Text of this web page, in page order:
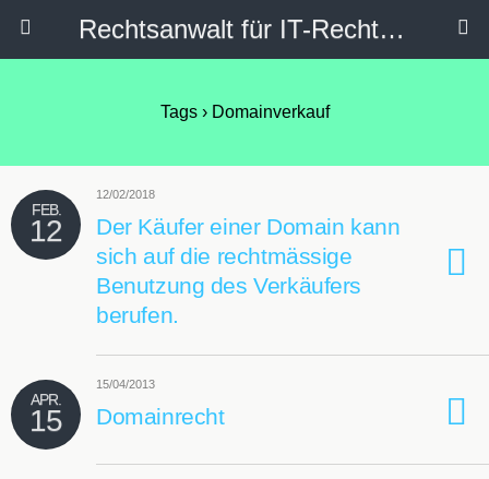
Rechtsanwalt für IT-Recht, Internetrecht, Datenschutz & Social Media
Tags › Domainverkauf
FEB.
12
12/02/2018
Der Käufer einer Domain kann
sich auf die rechtmässige
Benutzung des Verkäufers
berufen.
APR.
15
15/04/2013
Domainrecht